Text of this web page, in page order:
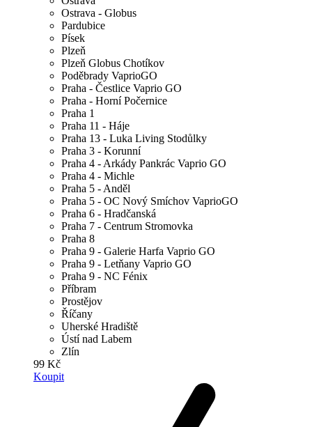
Ostrava - Globus
Pardubice
Písek
Plzeň
Plzeň Globus Chotíkov
Poděbrady VaprioGO
Praha - Čestlice Vaprio GO
Praha - Horní Počernice
Praha 1
Praha 11 - Háje
Praha 13 - Luka Living Stodůlky
Praha 3 - Korunní
Praha 4 - Arkády Pankrác Vaprio GO
Praha 4 - Michle
Praha 5 - Anděl
Praha 5 - OC Nový Smíchov VaprioGO
Praha 6 - Hradčanská
Praha 7 - Centrum Stromovka
Praha 8
Praha 9 - Galerie Harfa Vaprio GO
Praha 9 - Letňany Vaprio GO
Praha 9 - NC Fénix
Příbram
Prostějov
Říčany
Uherské Hradiště
Ústí nad Labem
Zlín
99 Kč
Koupit